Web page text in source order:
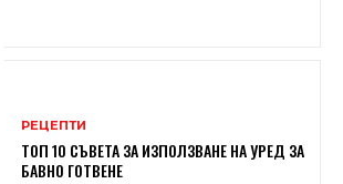
РЕЦЕПТИ
ТОП 10 СЪВЕТА ЗА ИЗПОЛЗВАНЕ НА УРЕД ЗА
БАВНО ГОТВЕНЕ